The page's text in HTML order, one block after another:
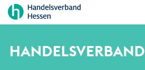
HANDELSVERBAND